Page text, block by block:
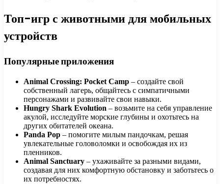
Топ-игр с животными для мобильных
устройств
Популярные приложения
Animal Crossing: Pocket Camp – создайте свой
собственный лагерь, общайтесь с симпатичными
персонажами и развивайте свои навыки.
Hungry Shark Evolution – возьмите на себя управление
акулой, исследуйте морские глубины и охотьтесь на
других обитателей океана.
Panda Pop – помогите милым пандочкам, решая
увлекательные головоломки и освобождая их из
пленников.
Animal Sanctuary – ухаживайте за разными видами,
создавая для них комфортную обстановку и заботьтесь о
их потребностях.